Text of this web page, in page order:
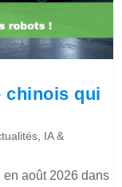
chinois qui
, IA &
août 2026 dans